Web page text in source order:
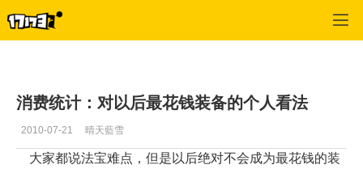
消费统计：对以后最花钱装备的个人看法
2010-07-21 晴天藍雪
大家都说法宝难点，但是以后绝对不会成为最花钱的装